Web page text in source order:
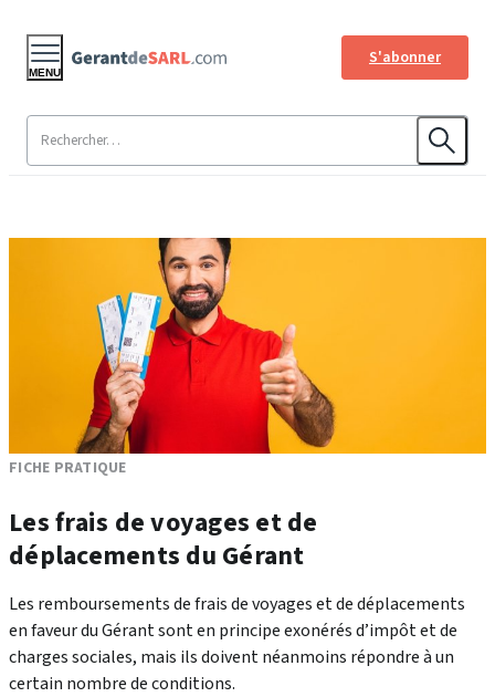
S'abonner
MENU
FICHE PRATIQUE
Les frais de voyages et de
déplacements du Gérant
Les remboursements de frais de voyages et de déplacements
en faveur du Gérant sont en principe exonérés d’impôt et de
charges sociales, mais ils doivent néanmoins répondre à un
certain nombre de conditions.